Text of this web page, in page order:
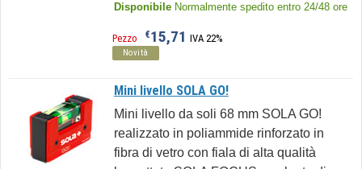
Disponibile Normalmente spedito entro 24/48 ore
Pezzo €15,71 IVA 22%
Novità
Mini livello SOLA GO!
Mini livello da soli 68 mm SOLA GO!
realizzato in poliammide rinforzato in
fibra di vetro con fiala di alta qualità